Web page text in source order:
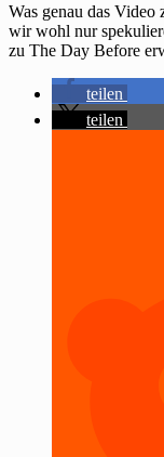
Was genau das Video
wir wohl nur
zu The Day Before
teilen
teilen